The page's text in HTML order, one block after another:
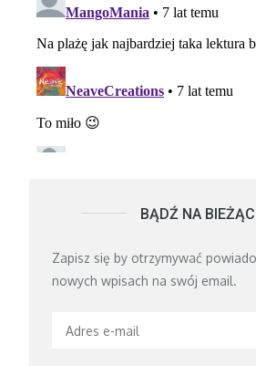
BĄDŹ NA
Zapisz się by otrzymywać
nowych wpisach na swój email.
Adres